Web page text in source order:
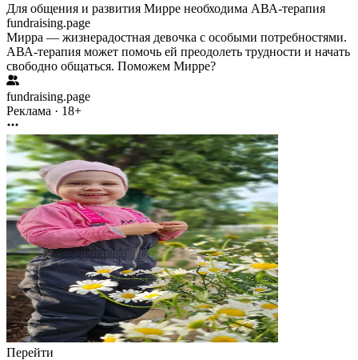
Для общения и развития Мирре необходима АВА-терапия
fundraising.page
Мирра — жизнерадостная девочка с особыми потребностями.
АВА-терапия может помочь ей преодолеть трудности и начать
свободно общаться. Поможем Мирре?
fundraising.page
Реклама · 18+
Перейти